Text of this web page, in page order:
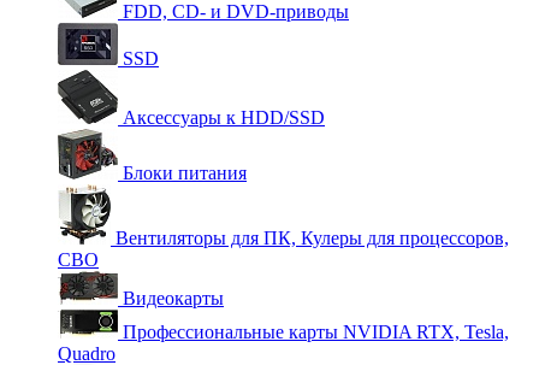
FDD, CD- и DVD-приводы
SSD
Аксессуары к HDD/SSD
Блоки питания
Вентиляторы для ПК, Кулеры для процессоров,
СВО
Видеокарты
Профессиональные карты NVIDIA RTX, Tesla,
Quadro